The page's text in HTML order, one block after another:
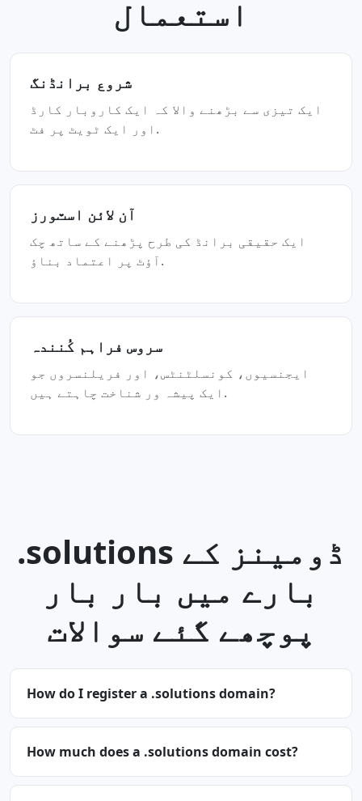
استعمال
شروع برانڈنگ
ایک تیزی سے بڑھنے والا کہ ایک کاروبار کارڈ
اور ایک ٹویٹ پر فٹ.
آن لائن اسٽورز
ایک حقیقی برانڈ کی طرح پڑھنے کے ساتھ چک
آؤٹ پر اعتماد بناؤ.
سروس فراہم کُنندہ
ایجنسیوں، کونسلٹنٹس، اور فریلنسروں جو
ایک پیشہ ور شناخت چاہتے ہیں.
.solutions ڈومینز کے
بارے میں بار بار
پوچھے گئے سوالات
How do I register a .solutions domain?
How much does a .solutions domain cost?